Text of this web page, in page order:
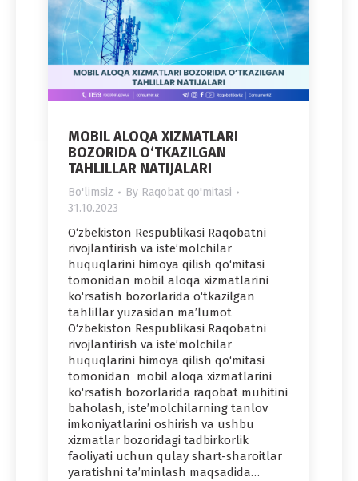
MOBIL ALOQA XIZMATLARI
BOZORIDA O‘TKAZILGAN
TAHLILLAR NATIJALARI
Bo'limsiz By Raqobat qo'mitasi
31.10.2023
O‘zbekiston Respublikasi Raqobatni
rivojlantirish va iste’molchilar
huquqlarini himoya qilish qo‘mitasi
tomonidan mobil aloqa xizmatlarini
ko‘rsatish bozorlarida o‘tkazilgan
tahlillar yuzasidan ma’lumot
O‘zbekiston Respublikasi Raqobatni
rivojlantirish va iste’molchilar
huquqlarini himoya qilish qo‘mitasi
tomonidan mobil aloqa xizmatlarini
ko‘rsatish bozorlarida raqobat muhitini
baholash, iste’molchilarning tanlov
imkoniyatlarini oshirish va ushbu
xizmatlar bozoridagi tadbirkorlik
faoliyati uchun qulay shart-sharoitlar
yaratishni ta’minlash maqsadida…